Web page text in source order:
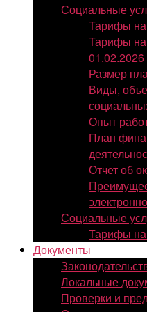
Социальные
Тарифы на
Тарифы на
01.02.2026
Размер
Виды,
Опыт
План
Отчет об
Социальные
Тарифы на
Документы
Локальные
Проверки и